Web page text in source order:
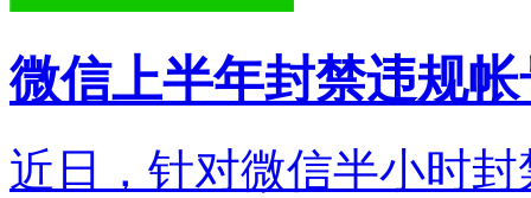
微信上半年封禁违规
近日，针对微信半小时